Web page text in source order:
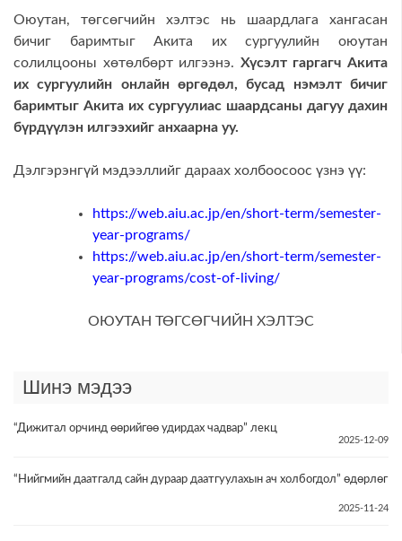
Оюутан, төгсөгчийн хэлтэс нь шаардлага хангасан
бичиг баримтыг Акита их сургуулийн оюутан
солилцооны хөтөлбөрт илгээнэ. Хүсэлт гаргагч Акита
их сургуулийн онлайн өргөдөл, бусад нэмэлтбичиг
баримтыг Акита их сургуулиас шаардсаны дагуу дахин
бүрдүүлэн илгээхийг анхаарна уу.
Дэлгэрэнгүй мэдээллийг дараах холбоосоос үзнэ үү:
https://web.aiu.ac.jp/en/short-term/semester-
year-programs/
https://web.aiu.ac.jp/en/short-term/semester-
year-programs/cost-of-living/
ОЮУТАН ТӨГСӨГЧИЙН ХЭЛТЭС
Шинэ мэдээ
“Дижитал орчинд өөрийгөө удирдах чадвар” лекц
2025-12-09
“Нийгмийн даатгалд сайн дураар даатгуулахын ач холбогдол” өдөрлөг
2025-11-24